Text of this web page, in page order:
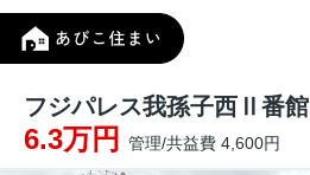
フジパレス我孫子西Ⅱ番館
6.3万円 管理/共益費 4,600円